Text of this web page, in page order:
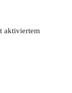
aktiviertem